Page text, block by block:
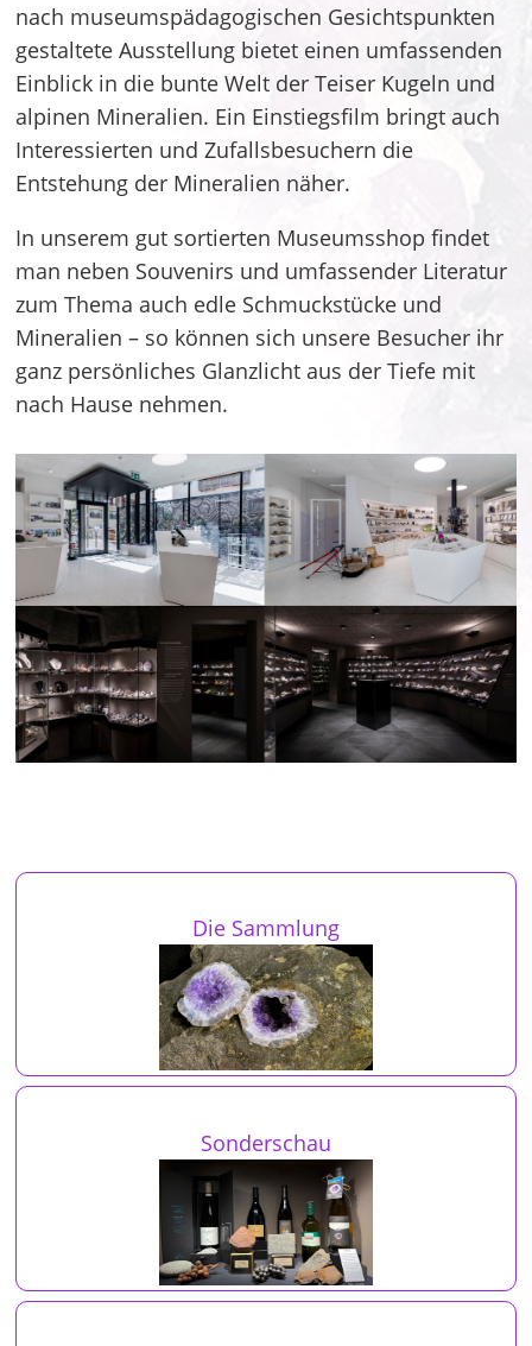
nach museumspädagogischen Gesichtspunkten
gestaltete Ausstellung bietet einen umfassenden
Einblick in die bunte Welt der Teiser Kugeln und
alpinen Mineralien. Ein Einstiegsfilm bringt auch
Interessierten und Zufallsbesuchern die
Entstehung der Mineralien näher.
In unserem gut sortierten Museumsshop findet
man neben Souvenirs und umfassender Literatur
zum Thema auch edle Schmuckstücke und
Mineralien – so können sich unsere Besucher ihr
ganz persönliches Glanzlicht aus der Tiefe mit
nach Hause nehmen.
Die Sammlung
Sonderschau